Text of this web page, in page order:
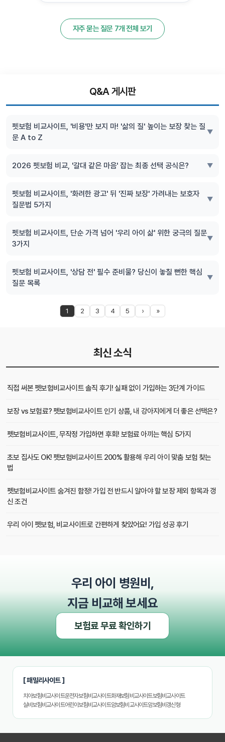
자주 묻는 질문 7개 전체 보기
Q&A 게시판
펫보험 비교사이트, '비용'만 보지 마! '삶의 질' 높이는 보장 찾는 질
문 A to Z
▼
2026 펫보험 비교, '갈대 같은 마음' 잡는 최종 선택 공식은? ▼
펫보험 비교사이트, '화려한 광고' 뒤 '진짜 보장' 가려내는 보호자
질문법 5가지
▼
펫보험 비교사이트, 단순 가격 넘어 '우리 아이 삶' 위한 궁극의 질문
3가지
▼
펫보험 비교사이트, '상담 전' 필수 준비물? 당신이 놓칠 뻔한 핵심
질문 목록
▼
1 2 3 4 5 › »
최신 소식
직접 써본 펫보험비교사이트 솔직 후기! 실패 없이 가입하는 3단계 가이드
보장 vs 보험료? 펫보험비교사이트 인기 상품, 내 강아지에게 더 좋은 선택은?
펫보험비교사이트, 무작정 가입하면 후회! 보험료 아끼는 핵심 5가지
초보 집사도 OK! 펫보험비교사이트 200% 활용해 우리 아이 맞춤 보험 찾는
법
펫보험비교사이트 숨겨진 함정! 가입 전 반드시 알아야 할 보장 제외 항목과 갱
신 조건
우리 아이 펫보험, 비교사이트로 간편하게 찾았어요! 가입 성공 후기
펫보험비교사이트 추천! 주요 상품별 보장 범위와 보험료 상세 비교
펫보험비교사이트, 평점만 보고 고르면 후회? 진짜 중요한 차이점은?
펫보험비교사이트 이용 전 필수! 놓치면 후회할 3가지 체크리스트
펫보험비교사이트, 내 반려동물에게 꼭 맞는 선택 기준은?
복잡한 펫보험비교사이트? 나에게 맞는 상품 찾는 쉬운 방법
우리 아이 병원비,
지금 비교해 보세요
보험료 무료 확인하기
[ 패밀리사이트 ]
치아보험비교사이트운전자보험비교사이트화재보험비교사이트보험비교사이트
실비보험비교사이트어린이보험비교사이트암보험비교사이트암보험비갱신형